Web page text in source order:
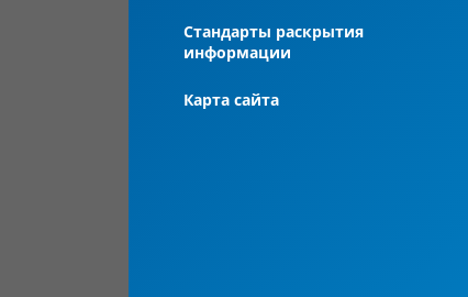
Стандарты раскрытия
информации
Карта сайта